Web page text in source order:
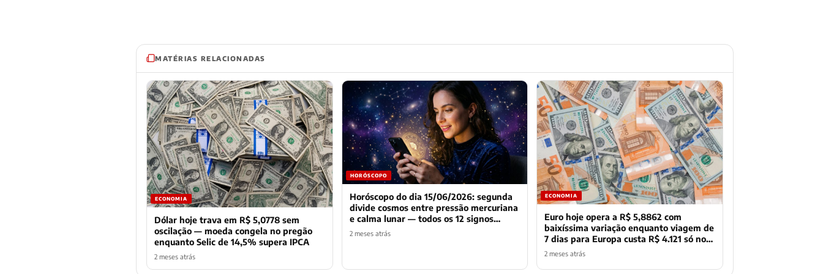
MATÉRIAS RELACIONADAS
ECONOMIA
Dólar hoje trava em R$ 5,0778 sem
oscilação — moeda congela no pregão
enquanto Selic de 14,5% supera IPCA
2 meses atrás
HORÓSCOPO
Horóscopo do dia 15/06/2026: segunda
divide cosmos entre pressão mercuriana
e calma lunar — todos os 12 signos
enfrentam início de semana
2 meses atrás
ECONOMIA
Euro hoje opera a R$ 5,8862 com
baixíssima variação enquanto viagem de
7 dias para Europa custa R$ 4.121 só no
câmbio
2 meses atrás